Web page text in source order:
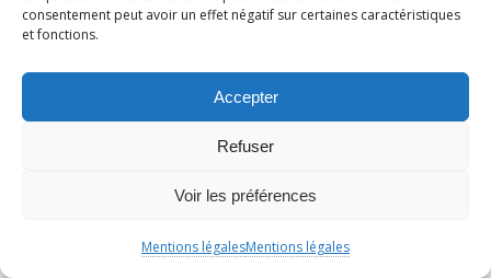
consentement peut avoir un effet négatif sur certaines caractéristiques
et fonctions.
Accepter
Refuser
Voir les préférences
Mentions légalesMentions légales
PHILIP SPENCER
POGROMDENOVEMBRE
POLÉMIQUE
POPULISME